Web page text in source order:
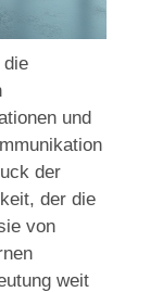
die
und
der
der die
von
weit